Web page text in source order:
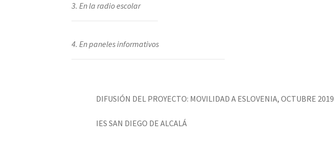
3. En la radio escolar
4. En paneles informativos
DIFUSIÓN DEL PROYECTO: MOVILIDAD A ESLOVENIA, OCTUBRE 2019
IES SAN DIEGO DE ALCALÁ